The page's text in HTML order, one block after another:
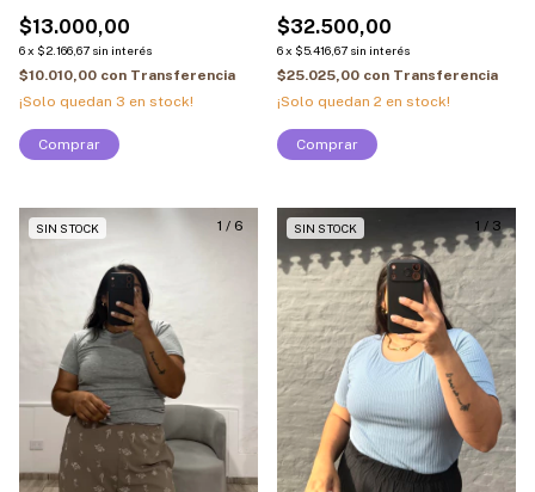
$13.000,00
6x $2.166,67 sin interés
$10.010,00 con Transferencia
¡Solo quedan 3 en stock!
Comprar
$32.500,00
6x $5.416,67 sin interés
$25.025,00 con Transferencia
¡Solo quedan 2 en stock!
Comprar
1 / 6
SIN STOCK 1 / 3
SIN STOCK